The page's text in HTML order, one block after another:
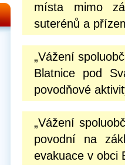
místa mimo
suterénů a
„Vážení
Blatnice pod
povodňové
„Vážení
povodní na
evakuace v obci